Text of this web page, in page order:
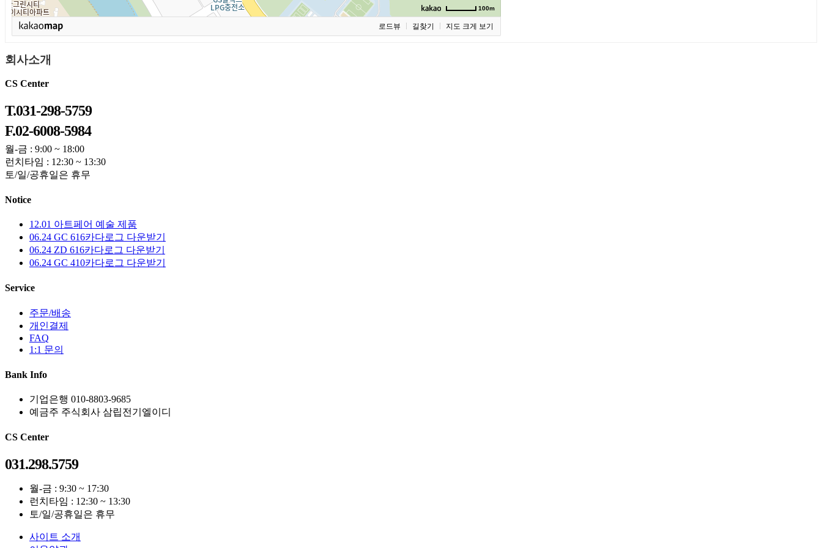
100m
로드뷰 길찾기 지도 크게 보기
회사소개
CS Center
T.031-298-5759
F.02-6008-5984
월-금 : 9:00 ~ 18:00
런치타임 : 12:30 ~ 13:30
토/일/공휴일은 휴무
Notice
12.01 아트페어 예술 제품
06.24 GC 616카다로그 다운받기
06.24 ZD 616카다로그 다운받기
06.24 GC 410카다로그 다운받기
Service
주문/배송
개인결제
FAQ
1:1 문의
Bank Info
기업은행 010-8803-9685
예금주 주식회사 삼립전기엘이디
CS Center
031.298.5759
월-금 : 9:30 ~ 17:30
런치타임 : 12:30 ~ 13:30
토/일/공휴일은 휴무
사이트 소개